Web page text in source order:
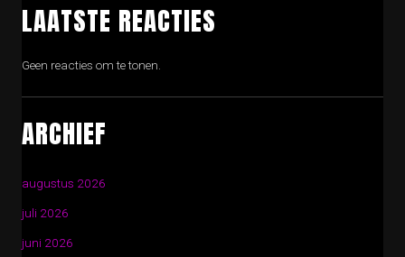
LAATSTE REACTIES
Geen reacties om te tonen.
ARCHIEF
augustus 2026
juli 2026
juni 2026